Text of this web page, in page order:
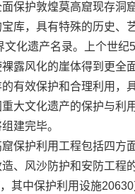
护敦煌莫高窟现存洞
库，具有特殊的历史、
化遗产名录。上个世
露风化的崖体得到更全
有效保护和合理利用，
大文化遗产的保护与利
建完毕。
护利用工程包括四方
、风沙防护和安防工程
其中保护利用设施